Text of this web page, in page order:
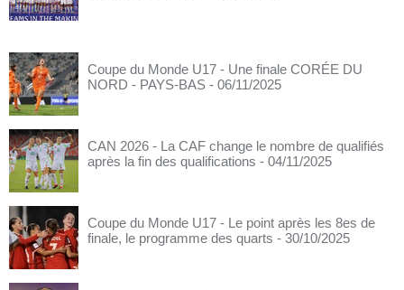
Coupe du Monde U17 - Une finale CORÉE DU
NORD - PAYS-BAS - 06/11/2025
CAN 2026 - La CAF change le nombre de qualifiés
après la fin des qualifications - 04/11/2025
Coupe du Monde U17 - Le point après les 8es de
finale, le programme des quarts - 30/10/2025